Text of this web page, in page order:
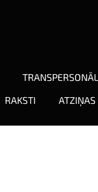
RAKSTI ATZIŅAS